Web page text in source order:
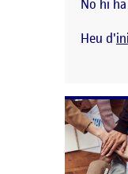
No hi
Heu d'